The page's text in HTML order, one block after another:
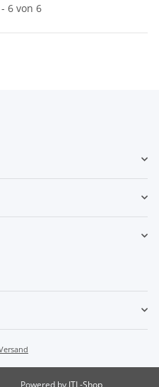
6 von 6
Powered by JTL-Shop